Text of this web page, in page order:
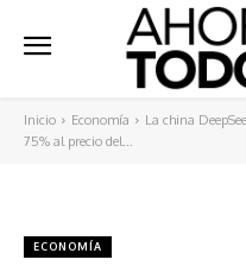
Inicio Economía
La china
75% al precio del...
ECONOMÍA